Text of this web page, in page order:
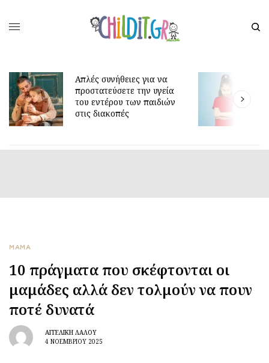
Απλές συνήθειες για να
προστατεύσετε την υγεία
του εντέρου των παιδιών
στις διακοπές
Γιατί τα
είναι τόσο
ΜΑΜΑ
10 πράγματα που σκέφτονται οι
μαμάδες αλλά δεν τολμούν να πουν
ποτέ δυνατά
ΑΓΓΕΛΙΚΉ ΛΆΛΟΥ
4 ΝΟΕΜΒΡΊΟΥ 2025